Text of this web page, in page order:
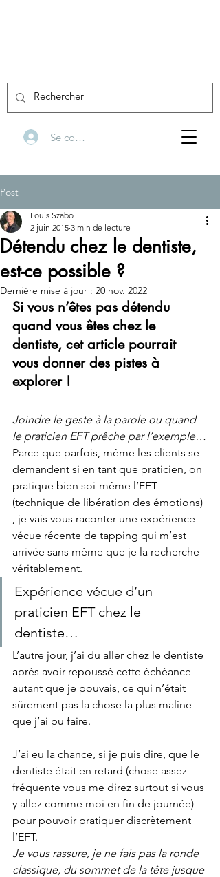
Se connecter
Post
Détendu chez le dentiste,
est-ce possible ?
Louis Szabo
2 juin 2015 3 min de lecture
Dernière mise à jour : 20 nov. 2022
Si vous n’êtes pas détendu
quand vous êtes chez le
dentiste, cet article pourrait
vous donner des pistes à
explorer !
Joindre le geste à la parole ou quand
le praticien EFT prêche par l’exemple…
Parce que parfois, même les clients se
demandent si en tant que praticien, on
pratique bien soi-même l’EFT
(technique de libération des émotions)
, je vais vous raconter une expérience
vécue récente de tapping qui m’est
arrivée sans même que je la recherche
véritablement.
Expérience vécue d’un
praticien EFT chez le
dentiste…
L’autre jour, j’ai du aller chez le dentiste
après avoir repoussé cette échéance
autant que je pouvais, ce qui n’était
sûrement pas la chose la plus maline
que j’ai pu faire.
J’ai eu la chance, si je puis dire, que le
dentiste était en retard (chose assez
fréquente vous me direz surtout si vous
y allez comme moi en fin de journée)
pour pouvoir pratiquer discrètement
l’EFT.
Je vous rassure, je ne fais pas la ronde
classique, du sommet de la tête jusque